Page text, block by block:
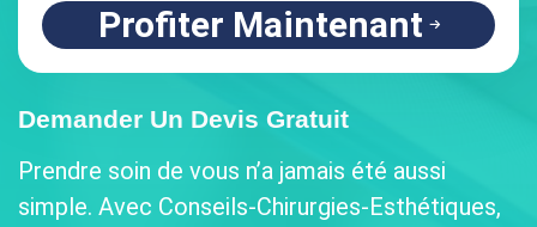
Profiter Maintenant
Demander Un Devis Gratuit
Prendre soin de vous n’a jamais été aussi
simple. Avec Conseils-Chirurgies-Esthétiques,